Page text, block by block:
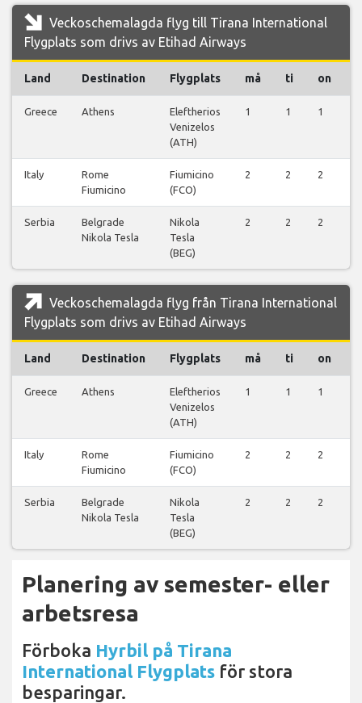
Veckoschemalagda flyg till Tirana International
Flygplats som drivs av Etihad Airways
Land Destination Flygplats må ti on
Greece Athens
Eleftherios
Venizelos
(ATH)
1 1 1
Italy
Rome
Fiumicino
Fiumicino
(FCO)
2 2 2
Serbia
Belgrade
Nikola Tesla
Nikola
Tesla
(BEG)
2 2 2
Veckoschemalagda flyg från Tirana International
Flygplats som drivs av Etihad Airways
Land Destination Flygplats må ti on
Greece Athens
Eleftherios
Venizelos
(ATH)
1 1 1
Italy
Rome
Fiumicino
Fiumicino
(FCO)
2 2 2
Serbia
Belgrade
Nikola Tesla
Nikola
Tesla
(BEG)
2 2 2
Planering av semester- eller
arbetsresa
Förboka Hyrbil på Tirana
International Flygplats för stora
besparingar.